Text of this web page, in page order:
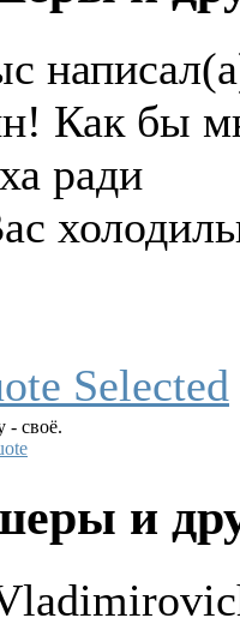
Как бы
ради
- своё.
и